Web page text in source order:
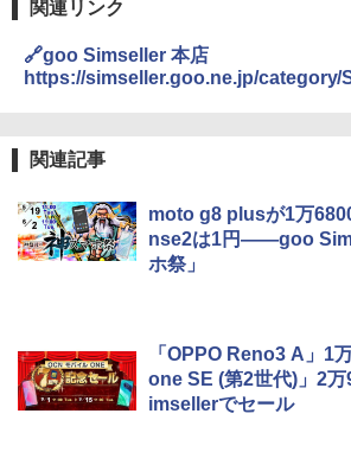
関連リンク
🔗goo Simseller 本店
https://simseller.goo.ne.jp/category/
関連記事
moto g8 plusが1万
nse2は1円――goo
ホ祭」
「OPPO Reno3 A」1
one SE (第2世代)」2
imsellerでセール